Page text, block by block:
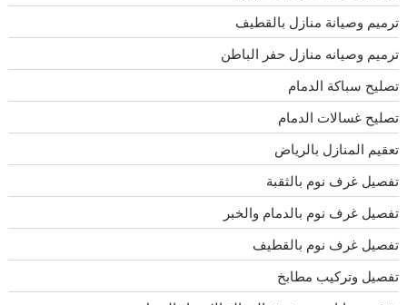
ترميم وصيانة منازل بالقطيف
ترميم وصيانه منازل حفر الباطن
تصليح سباكة الدمام
تصليح غسالات الدمام
تعقيم المنازل بالرياض
تفصيل غرف نوم بالثقبة
تفصيل غرف نوم بالدمام والخبر
تفصيل غرف نوم بالقطيف
تفصيل وتركيب مطابخ